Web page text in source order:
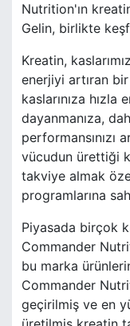
Nutrition'ın
Gelin, birlikte
Kreatin,
enerjiyi artıran
kaslarınıza
dayanmanıza,
performansınızı
vücudun ürettiği
takviye almak
programlarına
Piyasada birçok
Commander
bu marka
Commander
geçirilmiş ve en